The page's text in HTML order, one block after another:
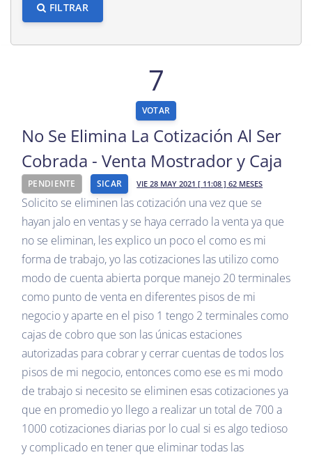
FILTRAR
7
VOTAR
No Se Elimina La Cotización Al Ser
Cobrada - Venta Mostrador y Caja
PENDIENTE SICAR VIE 28 MAY 2021 [ 11:08 ] 62 MESES
Solicito se eliminen las cotización una vez que se
hayan jalo en ventas y se haya cerrado la venta ya que
no se eliminan, les explico un poco el como es mi
forma de trabajo, yo las cotizaciones las utilizo como
modo de cuenta abierta porque manejo 20 terminales
como punto de venta en diferentes pisos de mi
negocio y aparte en el piso 1 tengo 2 terminales como
cajas de cobro que son las únicas estaciones
autorizadas para cobrar y cerrar cuentas de todos los
pisos de mi negocio, entonces como ese es mi modo
de trabajo si necesito se eliminen esas cotizaciones ya
que en promedio yo llego a realizar un total de 700 a
1000 cotizaciones diarias por lo cual si es algo tedioso
y complicado en tener que eliminar todas las